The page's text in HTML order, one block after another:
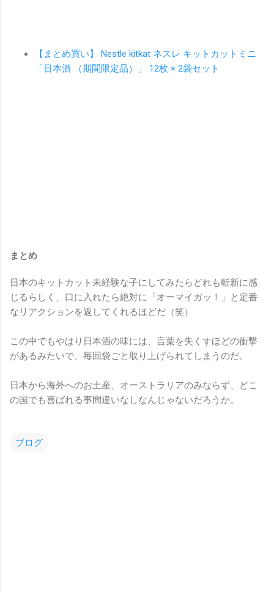
【まとめ買い】 Nestle kitkat ネスレ キットカットミニ
「日本酒 （期間限定品）」 12枚 × 2袋セット
まとめ
日本のキットカット未経験な子にしてみたらどれも斬新に感
じるらしく、口に入れたら絶対に「オーマイガッ！」と定番
なリアクションを返してくれるほどだ（笑）
この中でもやはり日本酒の味には、言葉を失くすほどの衝撃
があるみたいで、毎回袋ごと取り上げられてしまうのだ。
日本から海外へのお土産、オーストラリアのみならず、どこ
の国でも喜ばれる事間違いなしなんじゃないだろうか。
ブログ